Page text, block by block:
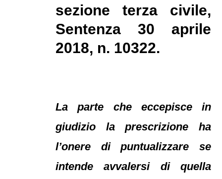
sezione terza civile,
Sentenza 30 aprile
2018, n. 10322.
La parte che eccepisce in
giudizio la prescrizione ha
l’onere di puntualizzare se
intende avvalersi di quella